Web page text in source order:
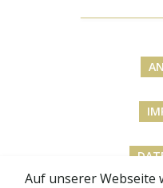
Auf unserer Webseite